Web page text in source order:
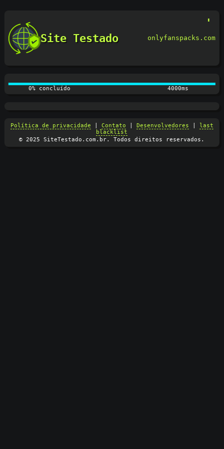
Site Testado onlyfanspacks.com
0% concluído 4000ms
Política de privacidade Contato Desenvolvedores
last
blacklist
© 2025 SiteTestado.com.br. Todos direitos reservados.